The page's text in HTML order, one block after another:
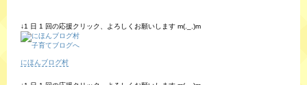
↓1 日 1 回の応援クリック、よろしくお願いします m(._.)m
にほんブログ村